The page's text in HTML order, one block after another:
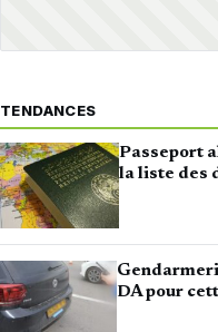
TENDANCES
Passeport
la liste des
DA pour